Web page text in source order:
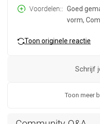
Voordelen:
Goed
vorm,
Toon originele reactie
Toon meer
Schrijf